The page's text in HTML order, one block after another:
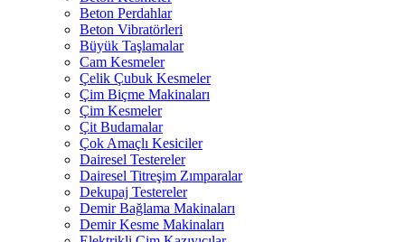
Beton Perdahlar
Beton Vibratörleri
Büyük Taşlamalar
Cam Kesmeler
Çelik Çubuk Kesmeler
Çim Biçme Makinaları
Çim Kesmeler
Çit Budamalar
Çok Amaçlı Kesiciler
Dairesel Testereler
Dairesel Titreşim Zımparalar
Dekupaj Testereler
Demir Bağlama Makinaları
Demir Kesme Makinaları